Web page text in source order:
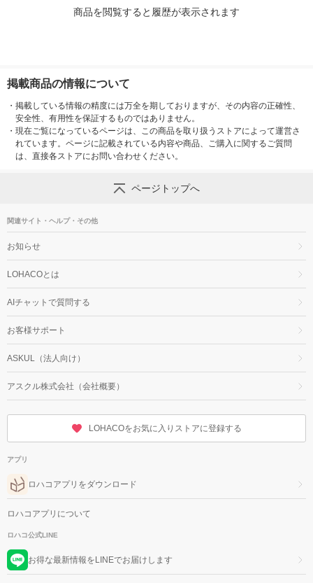
商品を閲覧すると履歴が表示されます
掲載商品の情報について
・ 掲載している情報の精度には万全を期しておりますが、その内容の正確性、
安全性、有用性を保証するものではありません。
・ 現在ご覧になっているページは、この商品を取り扱うストアによって運営さ
れています。ページに記載されている内容や商品、ご購入に関するご質問
は、直接各ストアにお問い合わせください。
ページトップへ
関連サイト・ヘルプ・その他
お知らせ
LOHACOとは
AIチャットで質問する
お客様サポート
ASKUL（法人向け）
アスクル株式会社（会社概要）
LOHACOをお気に入りストアに登録する
アプリ
ロハコアプリをダウンロード
ロハコアプリについて
ロハコ公式LINE
お得な最新情報をLINEでお届けします